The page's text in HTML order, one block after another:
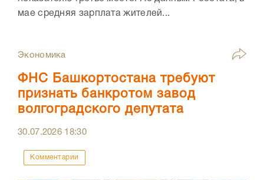
мае средняя зарплата жителей...
Экономика
ФНС Башкортостана требуют
признать банкротом завод
волгоградского депутата
30.07.2026 18:30
Комментарии